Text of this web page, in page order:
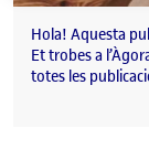
Hola! Aquesta
Et trobes a
totes les